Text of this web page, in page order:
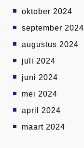
oktober 2024
september 2024
augustus 2024
juli 2024
juni 2024
mei 2024
april 2024
maart 2024